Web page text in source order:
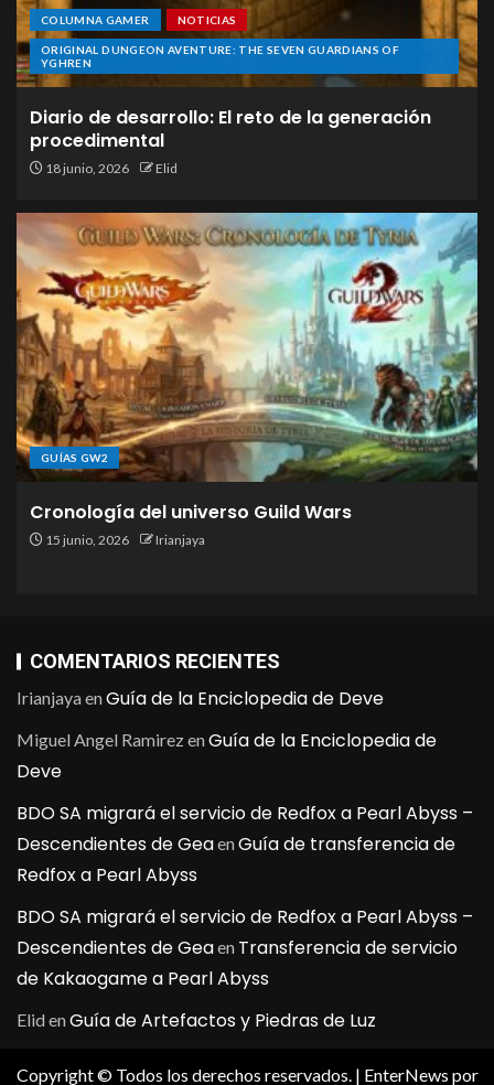
COLUMNA GAMER NOTICIAS
ORIGINAL DUNGEON AVENTURE: THE SEVEN GUARDIANS OF
YGHREN
Diario de desarrollo: El reto de la generación
procedimental
18 junio, 2026 Elid
GUÍAS GW2
Cronología del universo Guild Wars
15 junio, 2026 Irianjaya
COMENTARIOS RECIENTES
IrianjayaenGuía de la Enciclopedia de Deve
Miguel Angel RamirezenGuía de la Enciclopedia de
Deve
BDO SA migrará el servicio de Redfox a Pearl Abyss –
Descendientes de GeaenGuía de transferencia de
Redfox a Pearl Abyss
BDO SA migrará el servicio de Redfox a Pearl Abyss –
Descendientes de Geaen Transferencia de servicio
de Kakaogame a Pearl Abyss
ElidenGuía de Artefactos y Piedras de Luz
Copyright © Todos los derechos reservados. | EnterNews por